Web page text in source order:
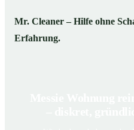
Mr. Cleaner – Hilfe ohne
Erfahrung.